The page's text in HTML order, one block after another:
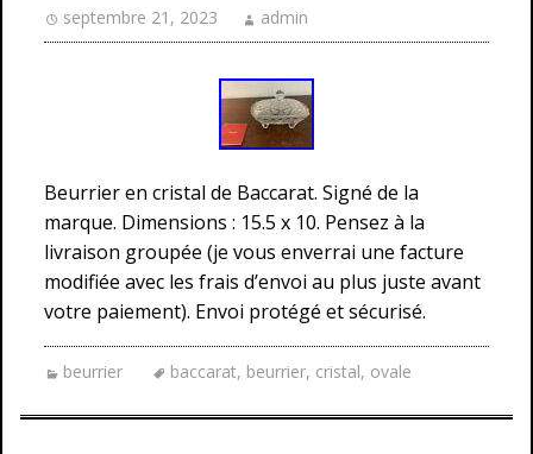
septembre 21, 2023 admin
Beurrier en cristal de Baccarat. Signé de la
marque. Dimensions : 15.5 x 10. Pensez à la
livraison groupée (je vous enverrai une facture
modifiée avec les frais d’envoi au plus juste avant
votre paiement). Envoi protégé et sécurisé.
beurrier baccarat, beurrier, cristal, ovale